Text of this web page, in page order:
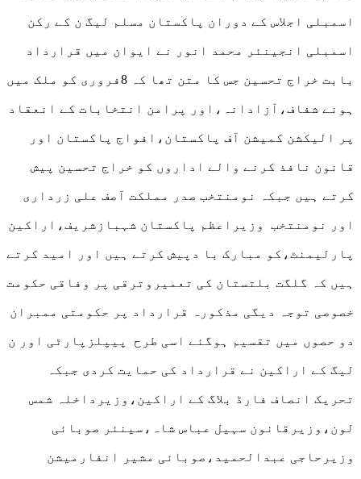
اسمبلی اجلاس کے دوران پاکستان مسلم لیگ ن کے رکن
اسمبلی انجینئر محمد انور نے ایوان میں قرارداد
بابت خراج تحسین جس کا متن تھا کہ 8فروری کو ملک میں
ہونے شفاف،آزادانہ،اور پرامن انتخابات کے انعقاد
پر الیکشن کمیشن آف پاکستان،افواج پاکستان اور
قانون نافذ کرنے والے اداروں کو خراج تحسین پیش
کرتے ہیں جبکہ نومنتخب صدر مملکت آصف علی زرداری
اور نومنتخب وزیراعظم پاکستان شہبازشریف،اراکین
پارلیمنٹ،کو مبارک با دپیش کرتے ہیں اور امید کرتے
ہیں کہ گلگت بلتستان کی تعمیروترقی پر وفاقی حکومت
خصوصی توجہ دیگی مذکورہ قرارداد پر حکومتی ممبران
دو حصوں میں تقسیم ہوگئے اسی طرح پیپلزپارٹی اور ن
لیگ کے اراکین نے قرارداد کی حمایت کردی جبکہ
تحریک انصاف فارڈ بلاگ کے اراکین،وزیرداخلہ شمس
لون،وزیرقانون سہیل عباس شاہ،سینئر صوبائی
وزیرحاجی عبدالحمید،صوبائی مشیر انفارمیشن